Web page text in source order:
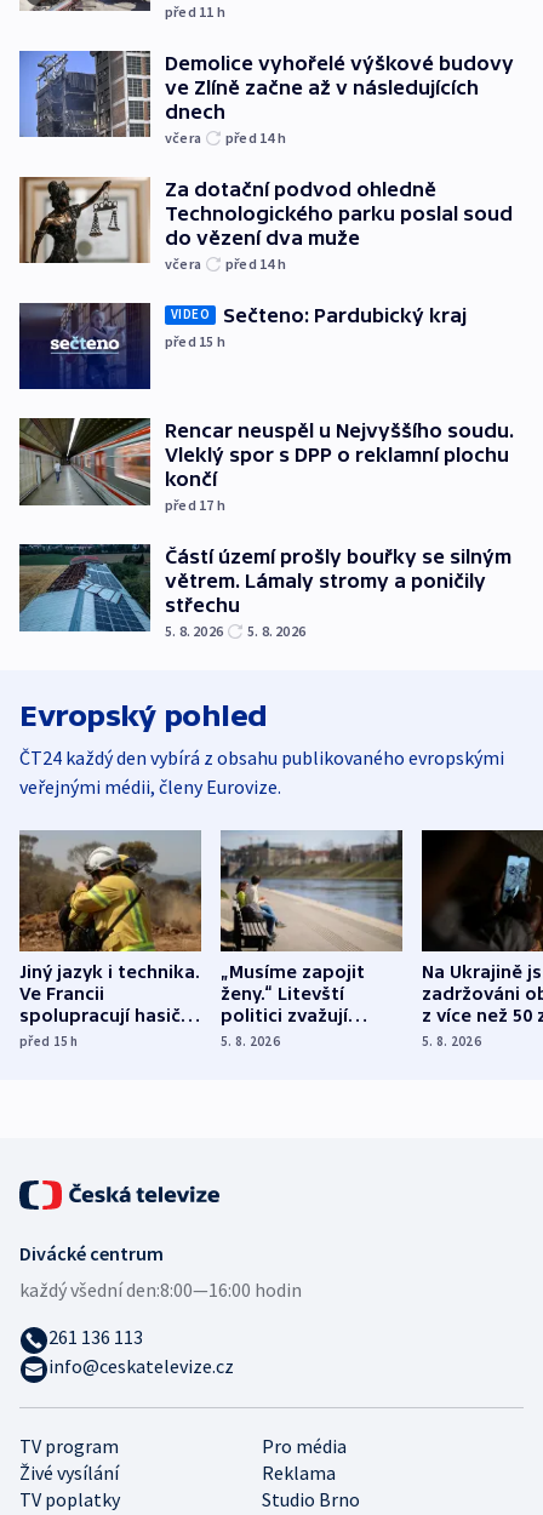
před 11 h
Demolice vyhořelé výškové budovy
ve Zlíně začne až v následujících
dnech
včera před 14h
Za dotační podvod ohledně
Technologického parku poslal soud
do vězení dva muže
včera před 14h
VIDEO Sečteno: Pardubický kraj
před 15 h
Rencar neuspěl u Nejvyššího soudu.
Vleklý spor s DPP o reklamní plochu
končí
před 17 h
Částí území prošly bouřky se silným
větrem. Lámaly stromy a poničily
střechu
5. 8. 2026 5. 8. 2026
Evropský pohled
ČT24 každý den vybírá z obsahu publikovaného evropskými
veřejnými médii, členy Eurovize.
Jiný jazyk i technika.
Ve Francii
spolupracují hasiči z
různých zemí
před 15h
„Musíme zapojit
ženy.“ Litevští
politici zvažují
dohodu o
5. 8. 2026
Na Ukrajině
zadržováni
z více než 50
Bojovali na
5. 8. 2026
TV program
Pro média
Živé vysílání
Reklama
TV poplatky
Studio Brno
Divácké centrum
každý všední den:8:00—16:00 hodin
261 136 113
info@ceskatelevize.cz